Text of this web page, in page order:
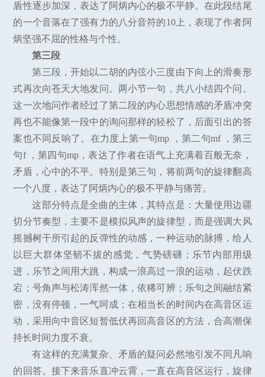
盾性逐步加深，表达了阿炳内心的极不平静。在此段结尾
的一个音落在了强有力的八分音符的10上，表现了作者阿
炳坚强不屈的性格与个性。
第三段
第三段，开始以二胡的内弦小三度由下向上的滑奏形
式再次向苍天大地发问。两小节一句，共八小结四个问。
这一次地问作者经过了第二段的内心思想情感的矛盾冲突
再也不能像第一段中的询问那样的轻松了，后面引出的答
案也不同反响了。在力度上第一句mp ，第二句mf ，第三
句f ，第四句mp，表达了作者在语气上充满着百般无奈，
矛盾，心中的不平。特别是第三句，将前两句的旋律翻高
一个八度，表达了阿炳内心的极不平静与痛苦。
这部分特点是全曲的主体，其特点是：大量使用边疆
切分节奏型，主要不是模拟风声的旋律型，而是强调大风
摇撼树干所引起的反弹性的动感，一种运动的脉搏，给人
以巨大群体坚韧不拔的感觉，气势磅礴；乐节内部用级
进，乐节之间用大跳，构成一浪高过一浪的运动，起伏跌
宕；号角声与松涛浑然一体，依稀可辨；乐句之间融结紧
密，没有停顿，一气呵成；在相当长的时间内在高音区运
动，采用向中音区短暂低伏再回高音区的方法，合高潮保
持长时间力度不衰。
有这样的充满复杂、矛盾的疑问必然地引发不同凡响
的回答。接下来音乐直冲云霄，一直在高音区运行，旋律